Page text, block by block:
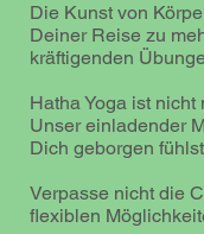
Die Kunst von
Deiner Reise zu
kräftigenden
Hatha Yoga ist
Unser einladender
Dich geborgen
Verpasse nicht die
flexiblen